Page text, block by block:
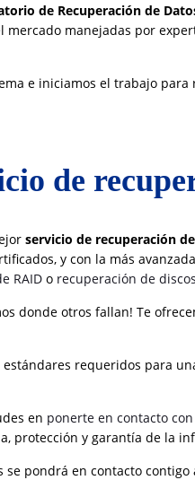
de Recuperación de
manejadas por
e iniciamos el trabajo
de
servicio de recuperación
y con la más
RAID o recuperación de
donde otros fallan! Te
requeridos para
en ponerte en contacto
protección y garantía de la
pondrá en contacto